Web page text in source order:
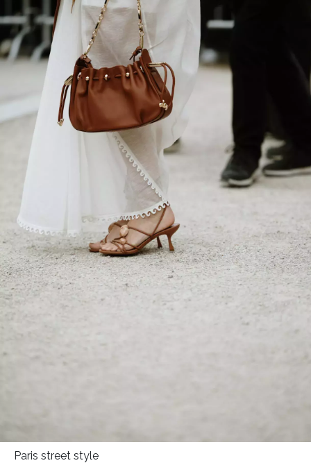
INFORMACE
REDAKCE
Paris street style